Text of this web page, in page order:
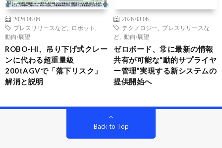
2026.08.06
プレスリリースなど
ロボット
動向/展望
ROBO-HI、吊り下げ式クレー
ンに代わる超重量級
200tAGVで「落下リスク」
解消と説明
2026.08.06
テクノロジー
プレスリリースな
ど
動向/展望
ゼロボード、常に最新の情報
共有が可能な“動的サプライヤ
ー管理”実現する新システムの
提供開始へ
Back to Top